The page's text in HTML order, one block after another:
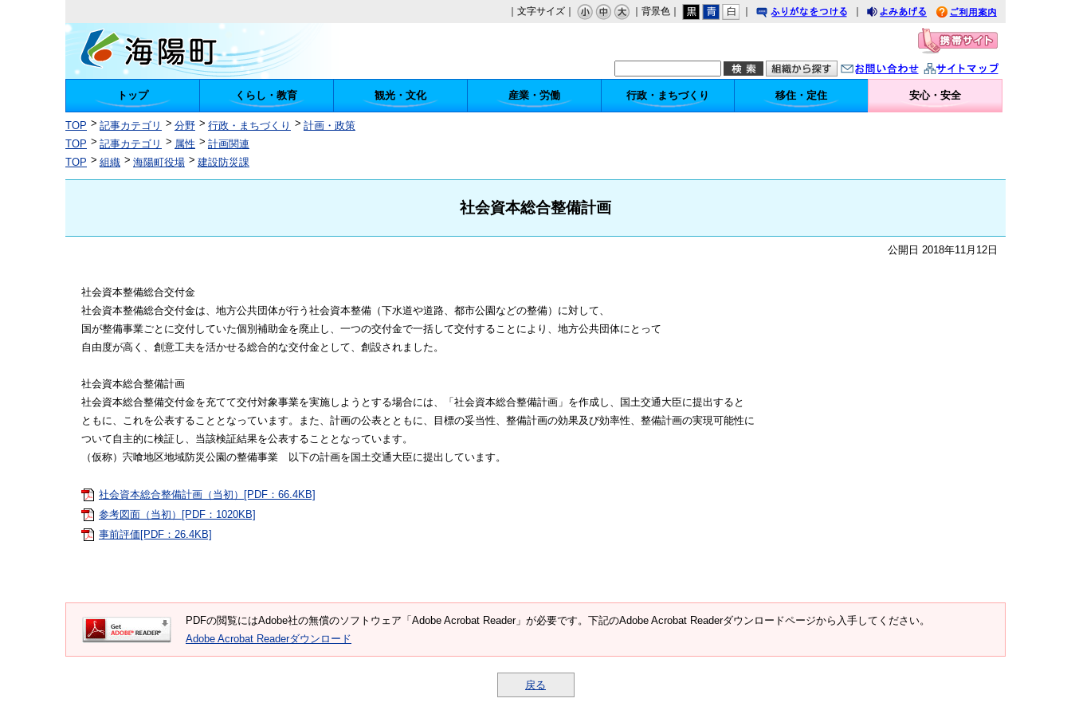
｜文字サイズ｜ ｜背景色｜
みあげる
利用案内
問い合わせ イトマップ
トップ くらし・教育 観光・文化 産業・労働 行政・まちづくり 移住・定住 安心・安全
TOP 記事カテゴリ 分野 行政・まちづくり
計画・政策
TOP
記事カテゴリ 属性
計画関連
TOP
組織 海陽町役場 建設防災課
社会資本総合整備計画
公開日 2018年11月12日
社会資本整備総合交付金
社会資本整備総合交付金は、地方公共団体が行う社会資本整備（下水道や道路、都市公園などの整備）に対して、
国が整備事業ごとに交付していた個別補助金を廃止し、一つの交付金で一括して交付することにより、地方公共団体にとって
自由度が高く、創意工夫を活かせる総合的な交付金として、創設されました。
社会資本総合整備計画
社会資本総合整備交付金を充てて交付対象事業を実施しようとする場合には、「社会資本総合整備計画」を作成し、国土交通大臣に提出すると
ともに、これを公表することとなっています。また、計画の公表とともに、目標の妥当性、整備計画の効果及び効率性、整備計画の実現可能性に
ついて自主的に検証し、当該検証結果を公表することとなっています。
（仮称）宍喰地区地域防災公園の整備事業 以下の計画を国土交通大臣に提出しています。
社会資本総合整備計画（当初）[PDF：66.4KB]
参考図面（当初）[PDF：1020KB]
事前評価[PDF：26.4KB]
PDFの閲覧にはAdobe社の無償のソフトウェア「Adobe Acrobat Reader」が必要です。下記のAdobe Acrobat Readerダウンロードページから入手してください。
Adobe Acrobat Readerダウンロード
戻る